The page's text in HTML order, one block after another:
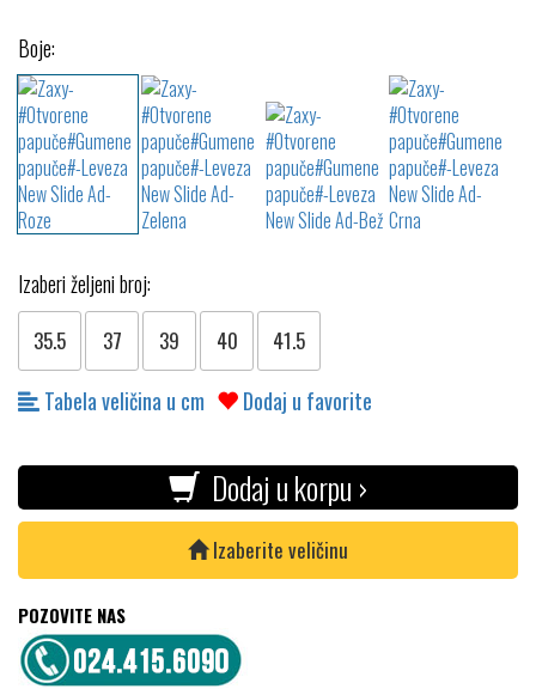
Boje:
Izaberi željeni broj:
35.5 37 39 40 41.5
Tabela veličina u cm Dodaj u favorite
Dodaj u korpu ›
Izaberite veličinu
POZOVITE NAS